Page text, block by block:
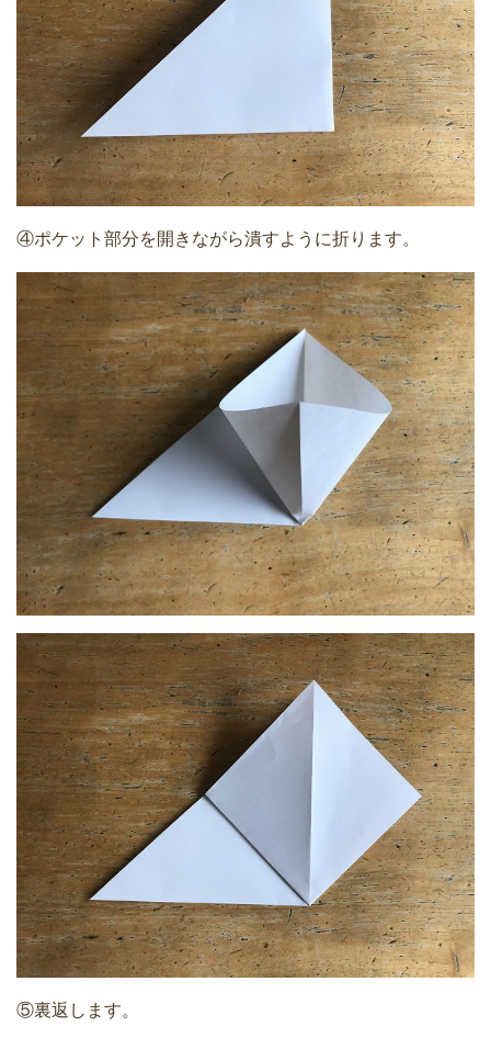
④ポケット部分を開きながら潰すように折ります。
⑤裏返します。